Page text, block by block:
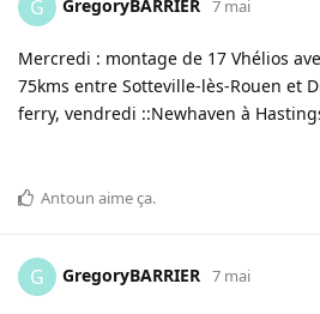
G GregoryBARRIER 7 mai
Mercredi : montage de 17 Vhélios
75kms entre Sotteville-lès-Rouen et
ferry, vendredi ::Newhaven à
Antoun aime ça.
G GregoryBARRIER 7 mai